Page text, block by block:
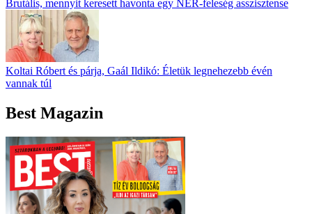
Brutális, mennyit keresett havonta egy NER-feleség asszisztense
Koltai Róbert és párja, Gaál Ildikó: Életük legnehezebb évén
vannak túl
Best Magazin